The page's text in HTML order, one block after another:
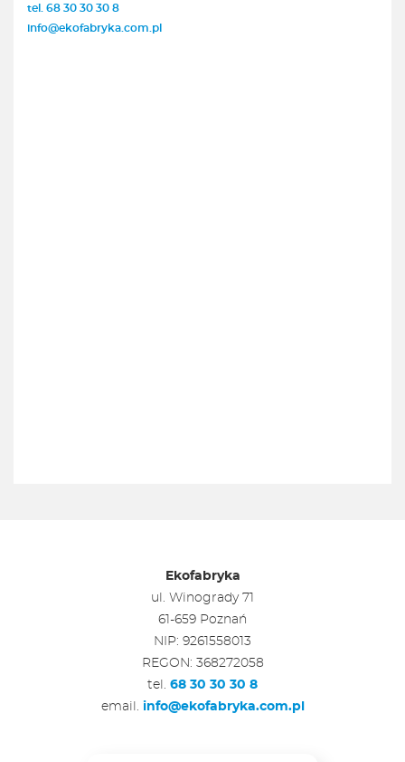
tel. 68 30 30 30 8
info@ekofabryka.com.pl
Ekofabryka
ul. Winogrady 71
61-659 Poznań
NIP: 9261558013
REGON: 368272058
tel. 68 30 30 30 8
email. info@ekofabryka.com.pl